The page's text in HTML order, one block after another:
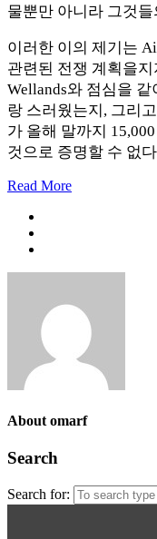
물뿐만 아니라 그것
이러한 이의 제기는
관련된 전쟁 계획을
Wellands와 점심을
랑 스러웠는지, 그리
가 올해 말까지
것으로 증명할 수 없
Read More
About omarf
Search
Search for: